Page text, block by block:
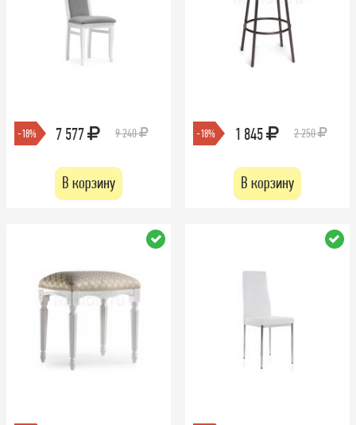
-18% 7 577 9 240
В корзину
-18% 1 845 2 250
В корзину